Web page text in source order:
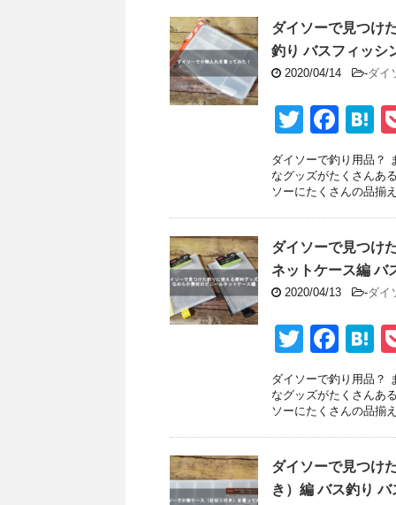
b
o
o
k
a
ダイソーで見つけ
釣り バスフィッシ
2020/04/14 -ダイ
T
wi
tt
er
F
a
c
e
b
o
o
k
H
e
n
a
ダイソーで釣り用品？
なグッズがたくさんあ
ソーにたくさんの品揃
ダイソーで見つけ
ネットケース編 バ
2020/04/13 -ダイ
T
wi
tt
er
F
a
c
e
b
o
H
e
n
a
ダイソーで釣り用品？
なグッズがたくさんあ
ソーにたくさんの品揃
ダイソーで見つけ
き）編 バス釣り